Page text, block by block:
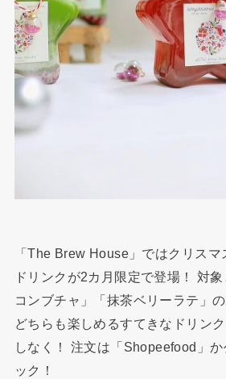
「The Brew House」ではクリス
ドリンクが2カ月限定で登場！ 対
コンブチャ」「抹茶ベリーラテ」
どちらも楽しめるすてきなドリン
しなく！ 注文は「Shopeefood」
ック！